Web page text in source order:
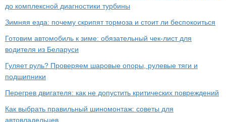
до комплексной диагностики турбины
Зимняя езда: почему скрипят тормоза и стоит ли беспокоиться
Готовим автомобиль к зиме: обязательный чек-лист для
водителя из Беларуси
Гуляет руль? Проверяем шаровые опоры, рулевые тяги и
подшипники
Перегрев двигателя: как не допустить критических повреждений
Как выбрать правильный шиномонтаж: советы для
автовладельцев